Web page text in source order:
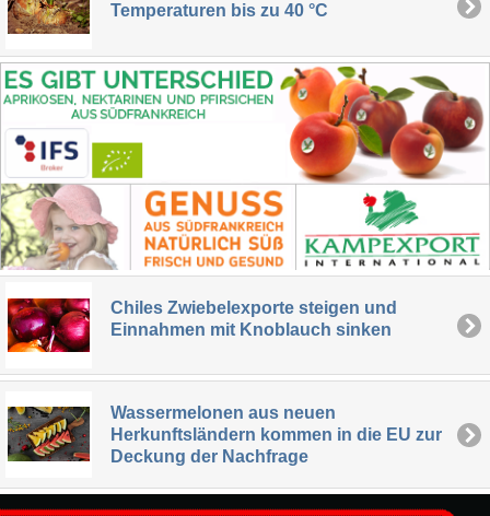
Temperaturen bis zu 40 °C
Chiles Zwiebelexporte steigen und
Einnahmen mit Knoblauch sinken
Wassermelonen aus neuen
Herkunftsländern kommen in die EU zur
Deckung der Nachfrage